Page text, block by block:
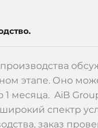
вашим
этапе. Оно
1 месяца. AiB
спектр
заказ